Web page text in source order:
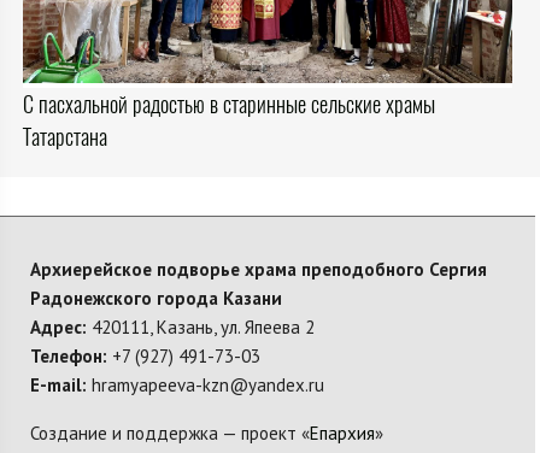
С пасхальной радостью в старинные сельские храмы
Татарстана
Архиерейское подворье храма преподобного Сергия
Радонежского города Казани
Адрес: 420111, Казань, ул. Япеева 2
Телефон: +7 (927) 491-73-03
E-mail: hramyapeeva-kzn@yandex.ru
Создание и поддержка — проект «Епархия»